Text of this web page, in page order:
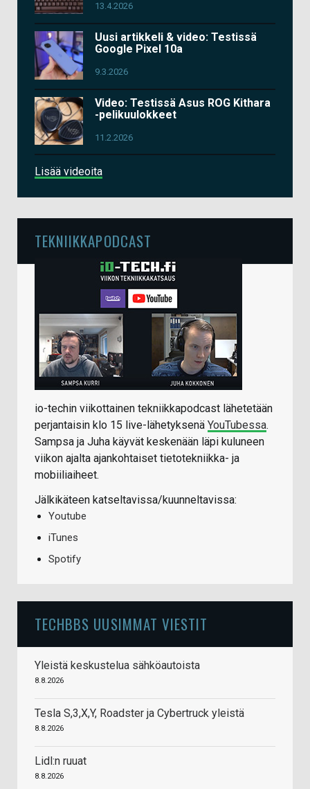
13.4.2026
Uusi artikkeli & video: Testissä
Google Pixel 10a
9.3.2026
Video: Testissä Asus ROG Kithara
-pelikuulokkeet
11.2.2026
Lisää videoita
TEKNIIKKAPODCAST
io-techin viikottainen tekniikkapodcast lähetetään
perjantaisin klo 15 live-lähetyksenä YouTubessa.
Sampsa ja Juha käyvät keskenään läpi kuluneen
viikon ajalta ajankohtaiset tietotekniikka- ja
mobiiliaiheet.
Jälkikäteen katseltavissa/kuunneltavissa:
Youtube
iTunes
Spotify
TECHBBS UUSIMMAT VIESTIT
Yleistä keskustelua sähköautoista
8.8.2026
Tesla S,3,X,Y, Roadster ja Cybertruck yleistä
8.8.2026
Lidl:n ruuat
8.8.2026